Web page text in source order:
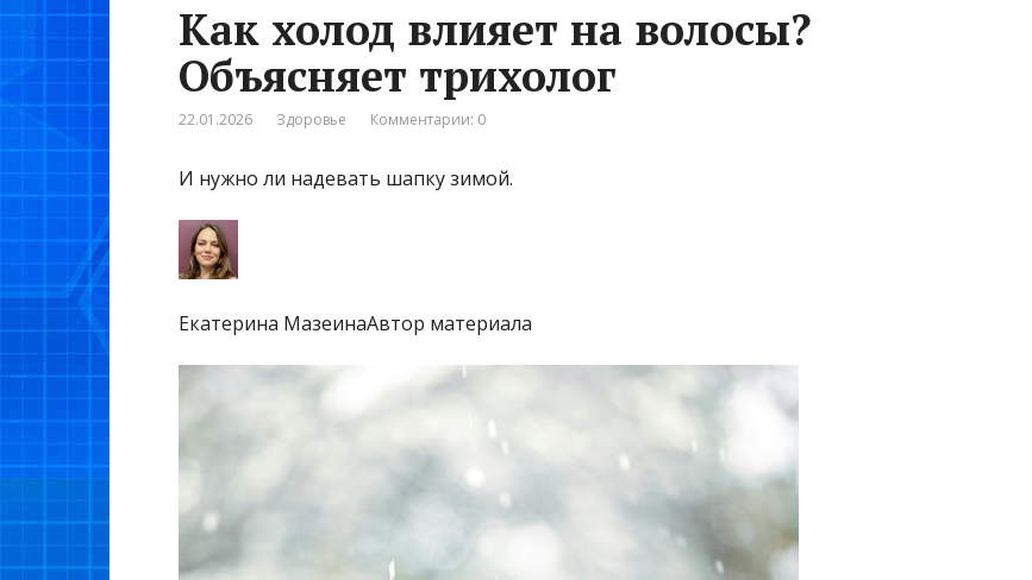
Как холод влияет на волосы?
Объясняет трихолог
22.01.2026 Здоровье Комментарии: 0
И нужно ли надевать шапку зимой.
Екатерина МазеинаАвтор материала